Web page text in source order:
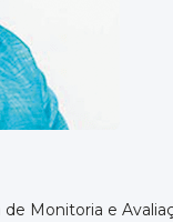
de Monitoria e